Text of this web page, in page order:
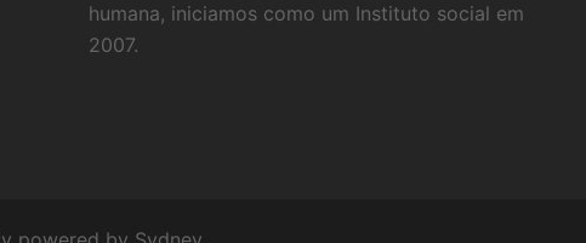
humana, iniciamos como um Instituto social em
2007.